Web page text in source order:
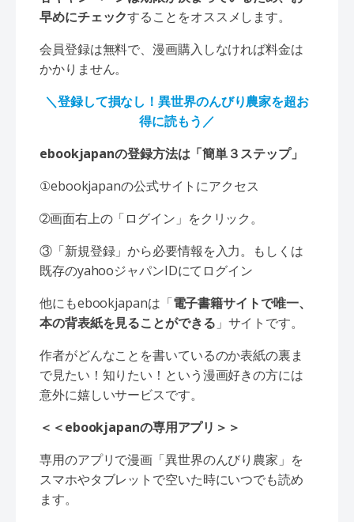
早めにチェックすることをオススメします。
会員登録は無料で、漫画購入しなければ料金は
かかりません。
＼登録して損なし！異世界のんびり農家を超お
得に読もう／
ebookjapanの登録方法は「簡単３ステップ」
①ebookjapanの公式サイトにアクセス
➁画面右上の「ログイン」をクリック。
③「新規登録」から必要情報を入力。もしくは
既存のyahooジャパンIDにてログイン
他にもebookjapanは「電子書籍サイトで唯一、
本の背表紙を見ることができる 」サイトです。
作者がどんなことを書いているのか表紙の裏ま
で見たい！知りたい！という漫画好きの方には
意外に嬉しいサービスです。
＜＜ebookjapanの専用アプリ＞＞
専用のアプリで漫画「異世界のんびり農家」を
スマホやタブレットで空いた時にいつでも読め
ます。